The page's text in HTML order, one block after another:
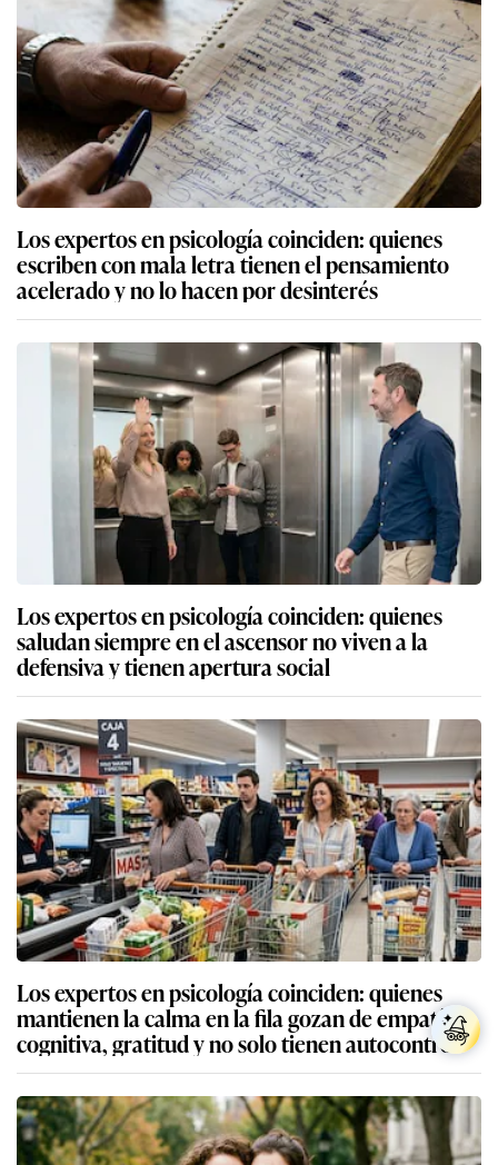
Los expertos en psicología coinciden: quienes
escriben con mala letra tienen el pensamiento
acelerado y no lo hacen por desinterés
Los expertos en psicología coinciden: quienes
saludan siempre en el ascensor no viven a la
defensiva y tienen apertura social
Los expertos en psicología coinciden: quienes
mantienen la calma en la fila gozan de empatía
cognitiva, gratitud y no solo tienen autocontrol